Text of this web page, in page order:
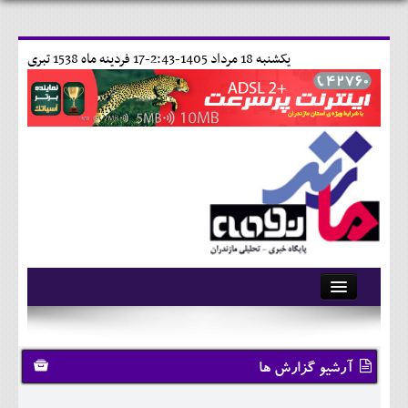
17 فردينه ماه 1538 تبری يکشنبه 18 مرداد 1405-2:43-
آرشیو
تماس با ما
وبلاگ
آرشیو گزارش ها